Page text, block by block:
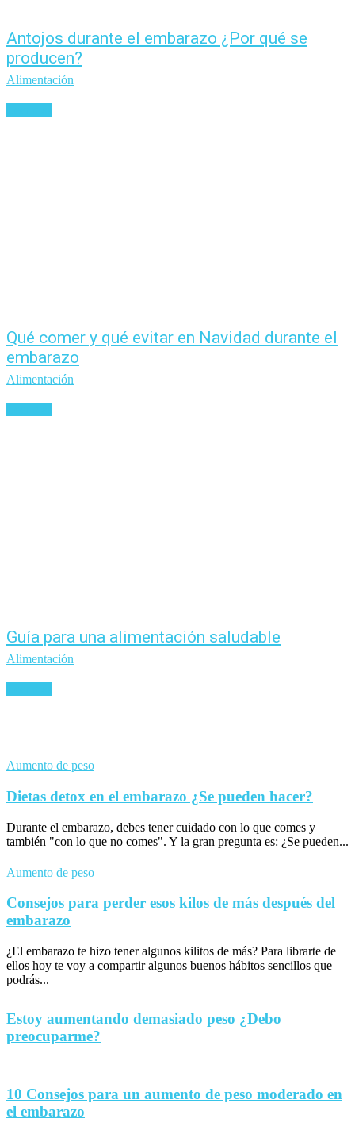
Antojos durante el embarazo ¿Por qué se
producen?
Alimentación
Qué comer y qué evitar en Navidad durante el
embarazo
Alimentación
Guía para una alimentación saludable
Alimentación
Aumento de peso
Dietas detox en el embarazo ¿Se pueden hacer?
Durante el embarazo, debes tener cuidado con lo que comes y
también "con lo que no comes". Y la gran pregunta es: ¿Se pueden...
Aumento de peso
Consejos para perder esos kilos de más después del
embarazo
¿El embarazo te hizo tener algunos kilitos de más? Para librarte de
ellos hoy te voy a compartir algunos buenos hábitos sencillos que
podrás...
Estoy aumentando demasiado peso ¿Debo
preocuparme?
10 Consejos para un aumento de peso moderado en
el embarazo